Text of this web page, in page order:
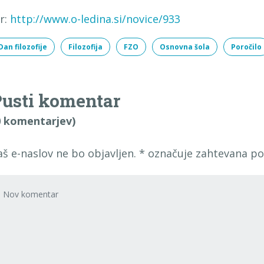
http://www.o-ledina.si/novice/933
filozofije Filozofija FZO Osnovna šola Poročilo
komentar
komentarjev)
e-naslov ne bo objavljen. * označuje zahtevana